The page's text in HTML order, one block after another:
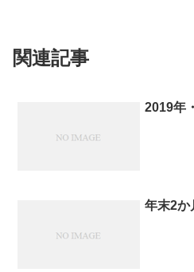
関連記事
2019年
年末2か